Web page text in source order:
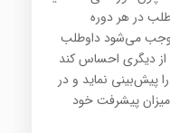
در هر دوره
می‌شود داوطلب
دیگری احساس کند
پیش‌بینی نماید و در
میزان پیشرفت خود